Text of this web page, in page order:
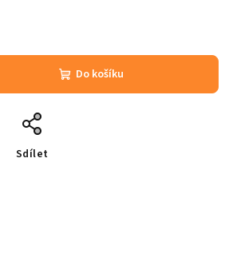
Do košíku
Sdílet